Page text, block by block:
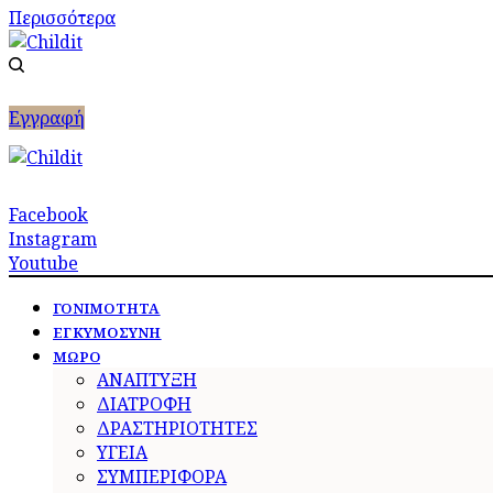
Περισσότερα
Eγγραφή
Facebook
Instagram
Youtube
ΓΟΝΙΜΟΤΗΤΑ
ΕΓΚΥΜΟΣΥΝΗ
ΜΩΡΟ
ΑΝΑΠΤΥΞΗ
ΔΙΑΤΡΟΦΗ
ΔΡΑΣΤΗΡΙΟΤΗΤΕΣ
ΥΓΕΙΑ
ΣΥΜΠΕΡΙΦΟΡΑ